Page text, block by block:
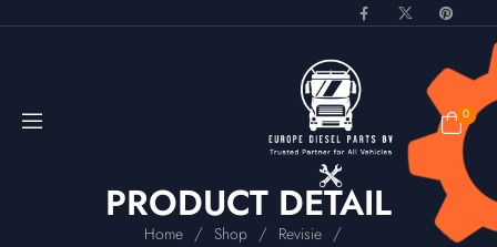
0
PRODUCT DETAIL
Home / Shop / Revisie /